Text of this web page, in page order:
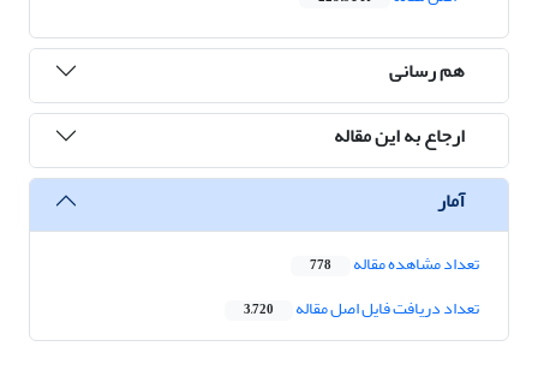
هم رسانی
ارجاع به این مقاله
آمار
تعداد مشاهده مقاله 778
تعداد دریافت فایل اصل مقاله 3,720